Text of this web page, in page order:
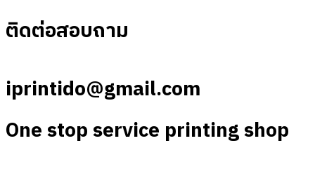
ติดต่อสอบถาม
iprintido@gmail.com
One stop service printing shop